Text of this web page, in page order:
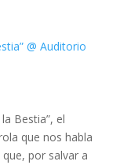
Bestia”, el
que nos habla
por salvar a